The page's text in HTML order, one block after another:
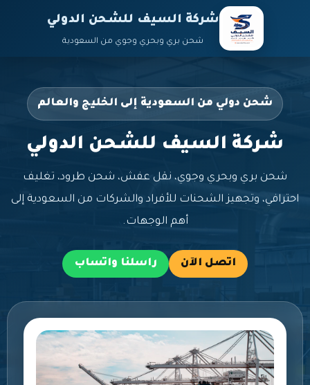
شركة السيف للشحن الدولي
شحن بري وبحري وجوي من السعودية
شحن دولي من السعودية إلى الخليج والعالم
شركة السيف للشحن الدولي
شحن بري وبحري وجوي، نقل عفش، شحن طرود، تغليف
احترافي، وتجهيز الشحنات للأفراد والشركات من السعودية إلى
أهم الوجهات.
اتصل الآن راسلنا واتساب